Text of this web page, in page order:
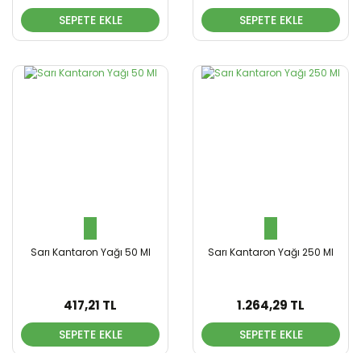
SEPETE EKLE SEPETE EKLE
Sarı Kantaron Yağı 50 Ml
417,21 TL
SEPETE EKLE
Sarı Kantaron Yağı 250 Ml
1.264,29 TL
SEPETE EKLE